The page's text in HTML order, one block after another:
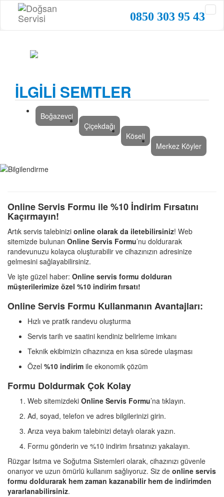
0850 303 95 43
İLGİLİ SEMTLER
Boğazevci
Çiçekdağı
Köseli
Merkez Köyler
Online Servis Formu ile %10 İndirim Fırsatını
Kaçırmayın!
Artık servis talebinizi online olarak da iletebilirsiniz! Web
sitemizde bulunan Online Servis Formu’nu doldurarak
randevunuzu kolayca oluşturabilir ve cihazınızın adresinize
gelmesini sağlayabilirsiniz.
Ve işte güzel haber: Online servis formu dolduran
müşterilerimize özel %10 indirim fırsatı!
Online Servis Formu Kullanmanın Avantajları:
Hızlı ve pratik randevu oluşturma
Servis tarih ve saatini kendiniz belirleme imkanı
Teknik ekibimizin cihazınıza en kısa sürede ulaşması
Özel %10 indirim ile ekonomik çözüm
Formu Doldurmak Çok Kolay
Web sitemizdeki Online Servis Formu’na tıklayın.
Ad, soyad, telefon ve adres bilgilerinizi girin.
Arıza veya bakım talebinizi detaylı olarak yazın.
Formu gönderin ve %10 indirim fırsatınızı yakalayın.
Rüzgar Isıtma ve Soğutma Sistemleri olarak, cihazınızı güvenle
onarıyor ve uzun ömürlü kullanım sağlıyoruz. Siz de online servis
formu doldurarak hem zaman kazanabilir hem de indirimden
yararlanabilirsiniz.